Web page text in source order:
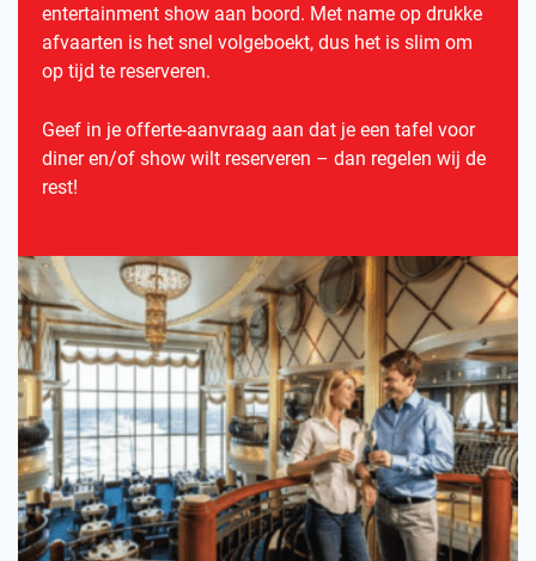
entertainment show aan boord. Met name op drukke
afvaarten is het snel volgeboekt, dus het is slim om
op tijd te reserveren.
Geef in je offerte-aanvraag aan dat je een tafel voor
diner en/of show wilt reserveren – dan regelen wij de
rest!